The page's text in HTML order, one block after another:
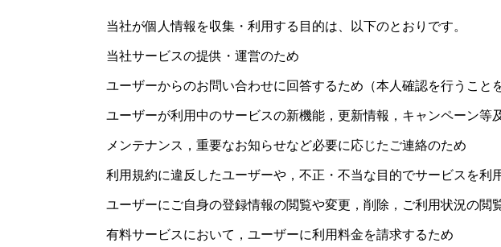
当社が個人情報を収集・利用する目的は、以下のとおりです。
当社サービスの提供・運営のため
ユーザーからのお問い合わせに回答するため（本人確認を行うこと
ユーザーが利用中のサービスの新機能，更新情報，キャンペーン
メンテナンス，重要なお知らせなど必要に応じたご連絡のため
利用規約に違反したユーザーや，不正・不当な目的でサービスを
ユーザーにご自身の登録情報の閲覧や変更，削除，ご利用状況の閲
有料サービスにおいて，ユーザーに利用料金を請求するため